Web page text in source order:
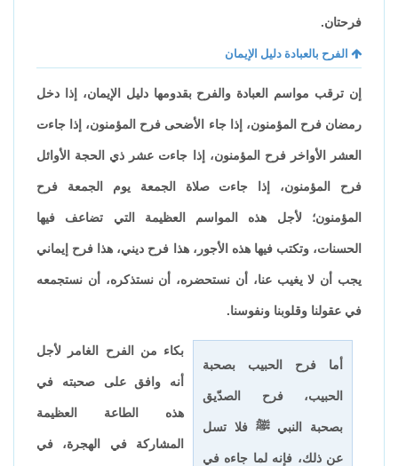
فرحتان.
الفرح بالعبادة دليل الإيمان
إن ترقب مواسم العبادة والفرح بقدومها دليل الإيمان، إذا دخل
رمضان فرح المؤمنون، إذا جاء الأضحى فرح المؤمنون، إذا جاءت
العشر الأواخر فرح المؤمنون، إذا جاءت عشر ذي الحجة الأوائل
فرح المؤمنون، إذا جاءت صلاة الجمعة يوم الجمعة فرح
المؤمنون؛ لأجل هذه المواسم العظيمة التي تضاعف فيها
الحسنات، وتكتب فيها هذه الأجور، هذا فرح ديني، هذا فرح إيماني
يجب أن لا يغيب عنا، أن نستحضره، أن نستذكره، أن نستجمعه
في عقولنا وقلوبنا ونفوسنا.
أما فرح الحبيب بصحبة
الحبيب، فرح الصدّيق
بصحبة النبي ﷺ فلا تسل
عن ذلك، فإنه لما جاءه في
بكاء من الفرح الغامر لأجل
أنه وافق على صحبته في
هذه الطاعة العظيمة
المشاركة في الهجرة، في